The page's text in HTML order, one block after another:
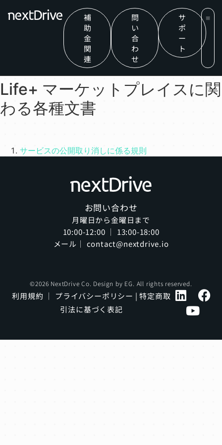
補
助
金
関
連
問
い
合
わ
せ
サ
ポ
ー
ト
Life+ マーケットプレイスに関
わる各種文書
サービスの公開取り消しに係る規則
お問い合わせ
月曜日から金曜日まで
10:00-12:00 ｜ 13:00-18:00
メール｜ contact@nextdrive.io
©2026 NextDrive Co. Design by EG . All rights reserved.
利用規約 ｜ プライバシーポリシー |特定商取
引法に基づく表記